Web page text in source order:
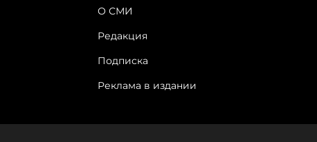
О СМИ
Редакция
Подписка
Реклама в издании